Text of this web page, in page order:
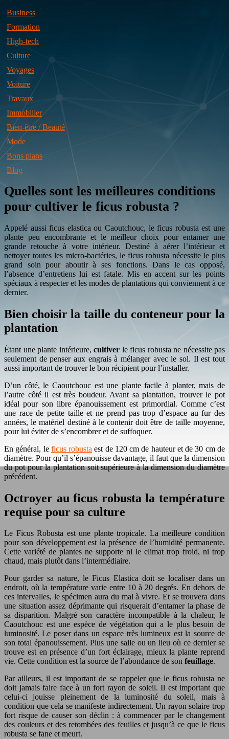
Business
Formation
High-tech
Culture
Voyages
Voiture
Travaux
Immobilier
Bien-être / Beauté
Mode
Bons plans
Blog
Quelles sont les meilleures conditions
pour cultiver le ficus robusta ?
Appelé aussi ficus elastica ou Caoutchouc, le ficus robusta est une
plante peu encombrante et le meilleur choix pour entamer une
grande retouche à votre intérieur. Destiné à aérer l’intérieur et
nettoyer toutes les micro-bactéries, le ficus robusta nécessite le plus
grand soin pour aboutir à ses fonctions. Dans le cas opposé,
l’absence d’entretiens lui est fatale. Mis en accent sur les points
spéciaux à respecter et les modes de plantations qui conviennent à ce
dernier.
Bien choisir la taille du conteneur pour la
plantation
Étant une plante intérieure, cultiver le ficus robusta ne nécessite pas
seulement de penser aux engrais à mélanger avec le sol. Il est tout
aussi important de trouver le bon récipient pour l’installer.
D’un côté, le Caoutchouc est une plante facile à planter, mais de
l’autre côté il est très boudeur. Avant sa plantation, trouver le pot
idéal pour son libre épanouissement est primordial. Comme c’est
une race de petite taille et ne prend pas trop d’espace au fur des
années, le matériel destiné à le contenir doit être de taille moyenne,
pour lui éviter de s’encombrer et de suffoquer.
En général, le ficus robusta est de 120 cm de hauteur et de 30 cm de
diamètre. Pour qu’il s’épanouisse davantage, il faut que la dimension
du pot pour la plantation soit supérieure à la dimension du diamètre
précédent.
Octroyer au ficus robusta la température
requise pour sa culture
Le Ficus Robusta est une plante tropicale. La meilleure condition
pour son développement est la présence de l’humidité permanente.
Cette variété de plantes ne supporte ni le climat trop froid, ni trop
chaud, mais plutôt dans l’intermédiaire.
Pour garder sa nature, le Ficus Elastica doit se localiser dans un
endroit, où la température varie entre 10 à 20 degrés. En dehors de
ces intervalles, le spécimen aura du mal à vivre. Et se trouvera dans
une situation assez déprimante qui risquerait d’entamer la phase de
sa disparition. Malgré son caractère incompatible à la chaleur, le
Caoutchouc est une espèce de végétation qui a le plus besoin de
luminosité. Le poser dans un espace très lumineux est la source de
son total épanouissement. Plus une salle ou un lieu où ce dernier se
trouve est en présence d’un fort éclairage, mieux la plante reprend
vie. Cette condition est la source de l’abondance de son feuillage.
Par ailleurs, il est important de se rappeler que le ficus robusta ne
doit jamais faire face à un fort rayon de soleil. Il est important que
celui-ci jouisse pleinement de la luminosité du soleil, mais à
condition que cela se manifeste indirectement. Un rayon solaire trop
fort risque de causer son déclin : à commencer par le changement
des couleurs et des retombées des feuilles et jusqu’à ce que le ficus
robusta se fane et meurt.